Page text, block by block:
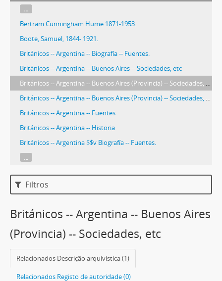
...
Bertram Cunningham Hume 1871-1953.
Boote, Samuel, 1844- 1921.
Británicos -- Argentina -- Biografía -- Fuentes.
Británicos -- Argentina -- Buenos Aires -- Sociedades, etc
Británicos -- Argentina -- Buenos Aires (Provincia) -- Sociedades, etc
Británicos -- Argentina -- Buenos Aires (Provincia) -- Sociedades, etc.
Británicos -- Argentina -- Fuentes
Británicos -- Argentina -- Historia
Británicos -- Argentina $$v Biografía -- Fuentes.
...
Filtros
Británicos -- Argentina -- Buenos Aires
(Provincia) -- Sociedades, etc
Relacionados Descrição arquivística (1)
Relacionados Registo de autoridade (0)